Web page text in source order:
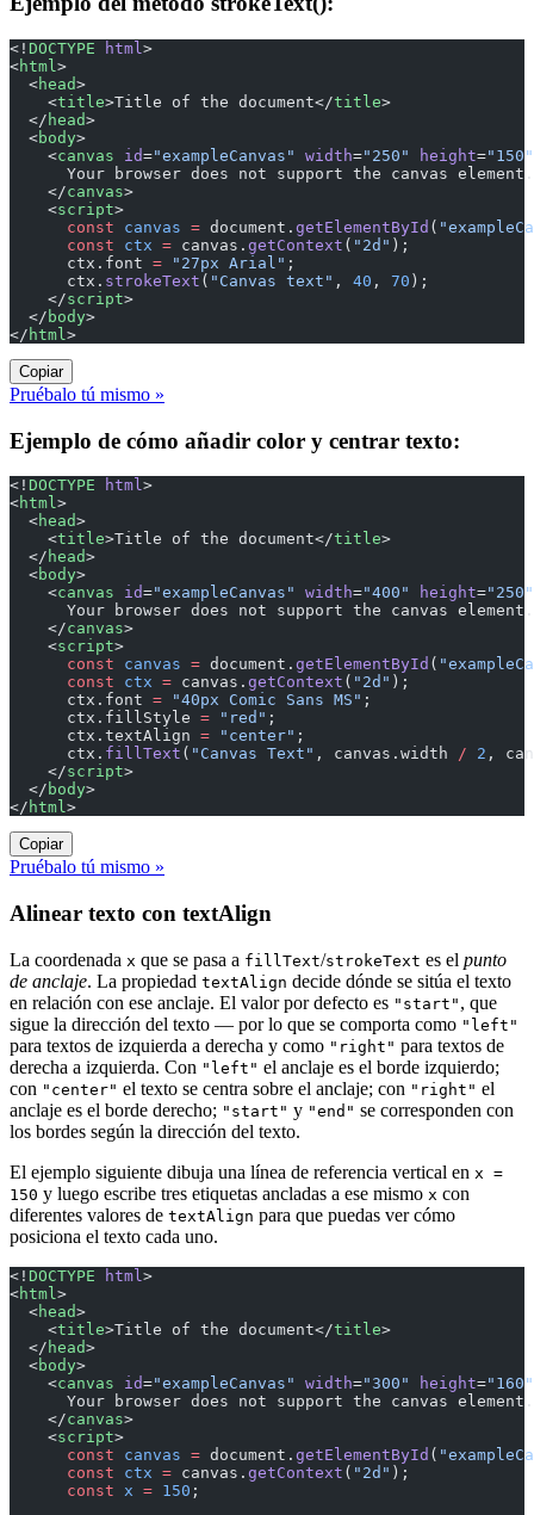
<! DOCTYPE html >
<html >
  <
head>
    <
title>Title of the document</title>
  </
head>
  <
body>
    <
canvas id="exampleCanvas" width="250" height="150"
      Your browser does not support the canvas element.
    </
canvas>
    <
script>
      const
canvas = document. getElementById (
      const
ctx = canvas. getContext ( "2d" );
      ctx.font
= "27px Arial" ;
      ctx.
strokeText ( "Canvas text" , 40 , 70 );
    </
script>
  </
body>
</ html >
Copiar
Pruébalo tú mismo »
Ejemplo de cómo añadir color y centrar texto:
<! DOCTYPE html>
<html>
  <
head>
    <
title>Title of the document</title>
  </
head>
  <
body>
    <
canvas id="exampleCanvas" width="400" height="250"
      Your browser does not support the canvas element.
    </
canvas>
    <
script>
      const
canvas = document. getElementById (
      const
ctx = canvas. getContext ( "2d" );
      ctx.font
= "40px Comic Sans MS" ;
      ctx.fillStyle
= "red" ;
      ctx.textAlign
= "center" ;
      ctx.
fillText ( "Canvas Text" , canvas.width / 2 ,
    </
script>
  </
body>
</ html>
Copiar
Pruébalo tú mismo »
Alinear texto con textAlign
La coordenada x que se pasa a fillText/strokeText es el punto
de anclaje. La propiedad textAlign decide dónde se sitúa el texto
en relación con ese anclaje. El valor por defecto es "start" , que
sigue la dirección del texto — por lo que se comporta como "left"
para textos de izquierda a derecha y como "right" para textos de
derecha a izquierda. Con "left" el anclaje es el borde izquierdo;
con "center" el texto se centra sobre el anclaje; con "right" el
anclaje es el borde derecho; "start" y "end" se corresponden con
los bordes según la dirección del texto.
El ejemplo siguiente dibuja una línea de referencia vertical en x =
150 y luego escribe tres etiquetas ancladas a ese mismo x con
diferentes valores de textAlign para que puedas ver cómo
posiciona el texto cada uno.
<! DOCTYPE html >
<html >
  <
head>
    <
title>Title of the document</title>
  </
head>
  <
body>
    <
canvas id="exampleCanvas" width="300" height="160"
      Your browser does not support the canvas element.
    </
canvas>
    <
script>
      const
canvas = document. getElementById (
      const
ctx = canvas. getContext ( "2d" );
      const
x = 150 ;